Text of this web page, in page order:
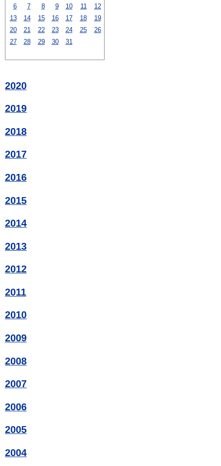
6
7 8 9 10 11
12
13
14 15 16 17 18
19
20
21 22 23 24 25
26
27
28 29 30 31
2020
2019
2018
2017
2016
2015
2014
2013
2012
2011
2010
2009
2008
2007
2006
2005
2004